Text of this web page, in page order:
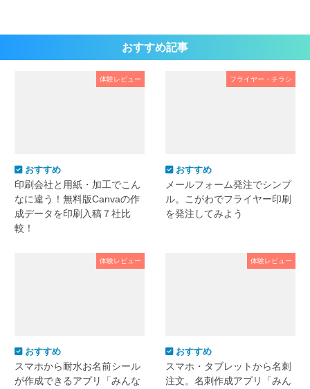
おすすめ記事
体験レビュー
おすすめ
印刷会社と用紙・加工でこん
なに違う！無料版Canvaの作
成データを印刷入稿７社比
較！
フライヤー・チラシ
おすすめ
メールフォーム発注でシンプ
ル。こがわでフライヤー印刷
を発注してみよう
体験レビュー
おすすめ
スマホから耐水お名前シール
が作成できるアプリ「みんな
体験レビュー
おすすめ
スマホ・タブレットから名刺
注文。名刺作成アプリ「みん